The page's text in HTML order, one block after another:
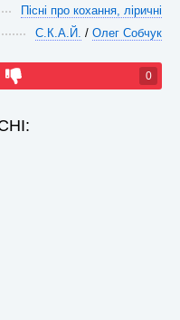
Пісні про кохання, ліричні
С.К.А.Й. / Олег Собчук
0